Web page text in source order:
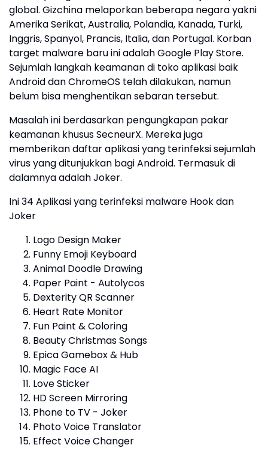
global. Gizchina melaporkan beberapa negara yakni
Amerika Serikat, Australia, Polandia, Kanada, Turki,
Inggris, Spanyol, Prancis, Italia, dan Portugal. Korban
target malware baru ini adalah Google Play Store.
Sejumlah langkah keamanan di toko aplikasi baik
Android dan ChromeOS telah dilakukan, namun
belum bisa menghentikan sebaran tersebut.
Masalah ini berdasarkan pengungkapan pakar
keamanan khusus SecneurX. Mereka juga
memberikan daftar aplikasi yang terinfeksi sejumlah
virus yang ditunjukkan bagi Android. Termasuk di
dalamnya adalah Joker.
Ini 34 Aplikasi yang terinfeksi malware Hook dan
Joker
Logo Design Maker
Funny Emoji Keyboard
Animal Doodle Drawing
Paper Paint - Autolycos
Dexterity QR Scanner
Heart Rate Monitor
Fun Paint & Coloring
Beauty Christmas Songs
Epica Gamebox & Hub
Magic Face AI
Love Sticker
HD Screen Mirroring
Phone to TV - Joker
Photo Voice Translator
Effect Voice Changer